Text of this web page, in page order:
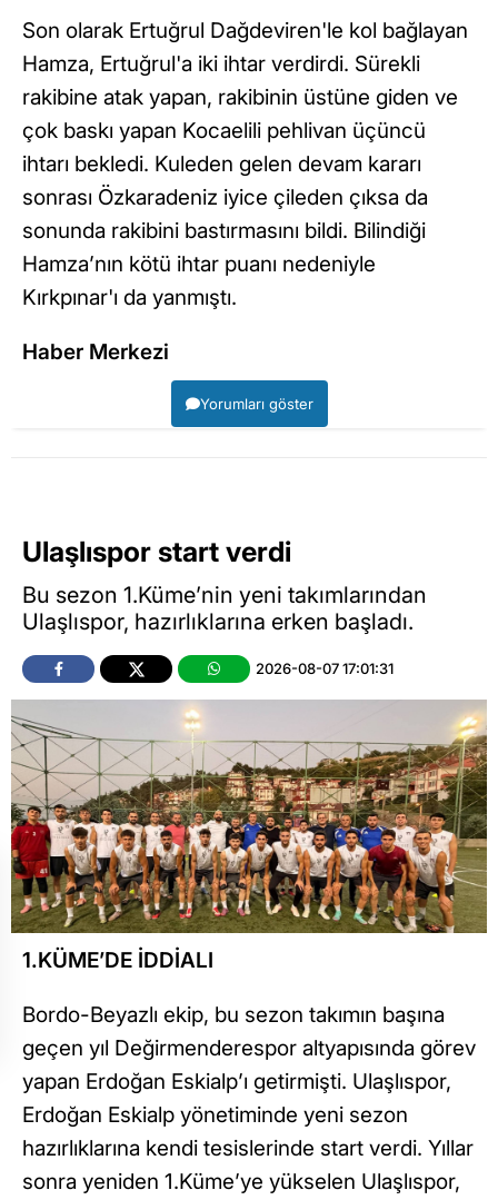
Son olarak Ertuğrul Dağdeviren'le kol bağlayan
Hamza, Ertuğrul'a iki ihtar verdirdi. Sürekli
rakibine atak yapan, rakibinin üstüne giden ve
çok baskı yapan Kocaelili pehlivan üçüncü
ihtarı bekledi. Kuleden gelen devam kararı
sonrası Özkaradeniz iyice çileden çıksa da
sonunda rakibini bastırmasını bildi. Bilindiği
Hamza’nın kötü ihtar puanı nedeniyle
Kırkpınar'ı da yanmıştı.
Haber Merkezi
Yorumları göster
Ulaşlıspor start verdi
Bu sezon 1.Küme’nin yeni takımlarından
Ulaşlıspor, hazırlıklarına erken başladı.
2026-08-07 17:01:31
1.KÜME’DE İDDİALI
Bordo-Beyazlı ekip, bu sezon takımın başına
geçen yıl Değirmenderespor altyapısında görev
yapan Erdoğan Eskialp’ı getirmişti. Ulaşlıspor,
Erdoğan Eskialp yönetiminde yeni sezon
hazırlıklarına kendi tesislerinde start verdi. Yıllar
sonra yeniden 1.Küme’ye yükselen Ulaşlıspor,